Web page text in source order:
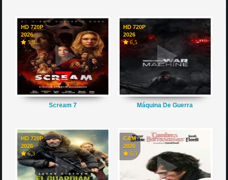
HD 720P
2026
5,9
Scream 7
HD 720P
2026
6,5
Máquina De Guerra
HD 720P
2026
6,3
CAM
2026
6,3